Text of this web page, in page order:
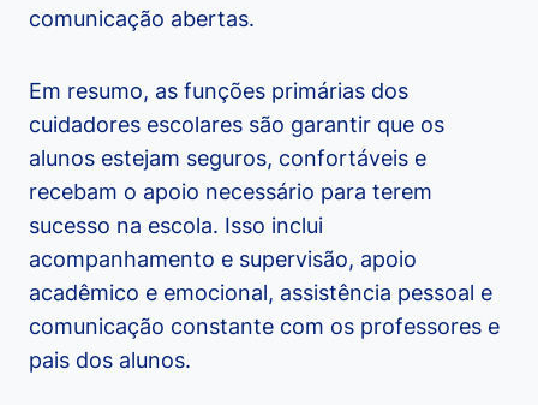
comunicação abertas.
Em resumo, as funções primárias dos
cuidadores escolares são garantir que os
alunos estejam seguros, confortáveis e
recebam o apoio necessário para terem
sucesso na escola. Isso inclui
acompanhamento e supervisão, apoio
acadêmico e emocional, assistência pessoal e
comunicação constante com os professores e
pais dos alunos.